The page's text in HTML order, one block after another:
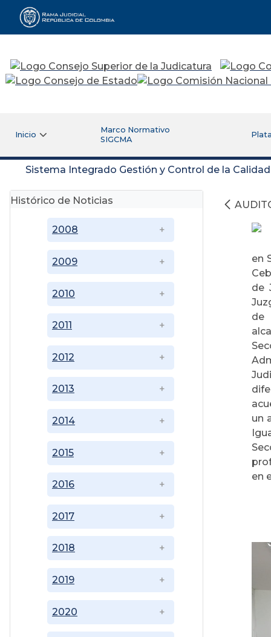
Rama Judicial
Inicio
Marco Normativo
SIGCMA
Sistema Integrado Gestión y Control de la
Histórico de Noticias
2008
2009
2010
2011
2012
2013
2014
2015
2016
2017
2018
2019
2020
en
de
de
un
en